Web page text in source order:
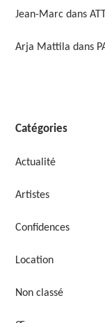
Jean-Marc dans
Arja Mattila dans
Catégories
Actualité
Artistes
Confidences
Location
Non classé